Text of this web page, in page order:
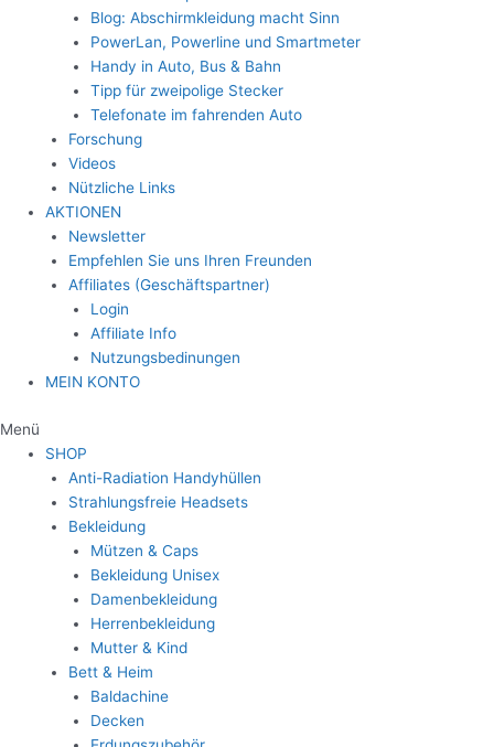
Blog: Abschirmkleidung macht Sinn
PowerLan, Powerline und Smartmeter
Handy in Auto, Bus & Bahn
Tipp für zweipolige Stecker
Telefonate im fahrenden Auto
Forschung
Videos
Nützliche Links
AKTIONEN
Newsletter
Empfehlen Sie uns Ihren Freunden
Affiliates (Geschäftspartner)
Login
Affiliate Info
Nutzungsbedinungen
MEIN KONTO
Menü
SHOP
Anti-Radiation Handyhüllen
Strahlungsfreie Headsets
Bekleidung
Mützen & Caps
Bekleidung Unisex
Damenbekleidung
Herrenbekleidung
Mutter & Kind
Bett & Heim
Baldachine
Decken